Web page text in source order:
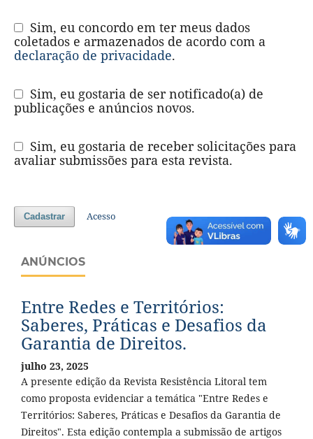
coletados e armazenados de acordo com a
declaração de privacidade.
publicações e anúncios novos.
avaliar submissões para esta revista.
Cadastrar Acesso
ANÚNCIOS
Entre Redes e Territórios:
Saberes, Práticas e Desafios da
Garantia de Direitos.
julho 23, 2025
A presente edição da Revista Resistência Litoral tem
como proposta evidenciar a temática "Entre Redes e
Territórios: Saberes, Práticas e Desafios da Garantia de
Direitos". Esta edição contempla a submissão de artigos